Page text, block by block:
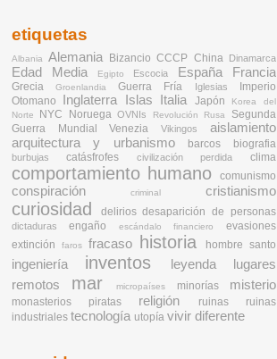
etiquetas
Albania Alemania Bizancio CCCP China Dinamarca
Edad Media Egipto Escocia España Francia
Grecia Groenlandia Guerra Fría Iglesias
Imperio
Otomano
Inglaterra Islas Italia Japón
Korea del
Norte
NYC Noruega OVNIs Revolución Rusa
Segunda
Guerra Mundial
Venezia Vikingos
aislamiento
arquitectura y urbanismo
barcos biografia
burbujas catásfrofes civilización perdida clima
comportamiento humano comunismo
conspiración criminal cristianismo
curiosidad delirios desaparición de personas
dictaduras engaño escándalo financiero
evasiones
extinción
faros fracaso historia hombre santo
ingeniería inventos leyenda
lugares
remotos
mar micropaíses minorías misterio
monasterios piratas religión ruinas
ruinas
industriales tecnología utopía vivir diferente